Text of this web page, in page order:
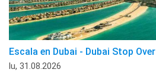
Escala en Dubai - Dubai Stop Over
lu, 31.08.2026